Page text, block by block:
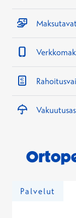
Maksutavat
Palvelut